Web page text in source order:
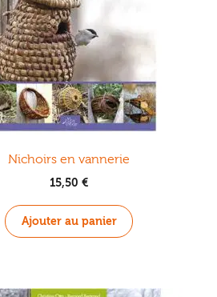
Nichoirs en vannerie
15,50 €
Ajouter au panier